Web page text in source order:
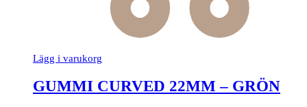
Lägg i varukorg
GUMMI CURVED 22MM – GRÖN